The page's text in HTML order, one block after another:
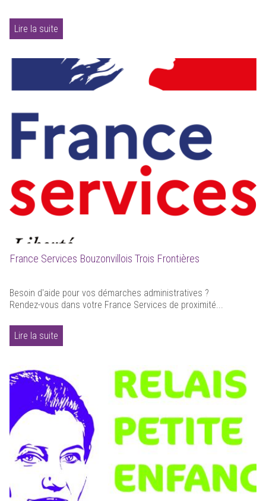
Lire la suite
France Services Bouzonvillois Trois Frontières
Besoin d'aide pour vos démarches administratives ?
Rendez-vous dans votre France Services de proximité...
Lire la suite